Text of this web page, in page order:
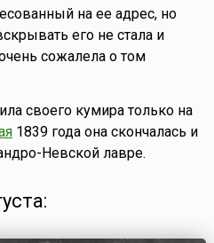
на ее адрес, но
его не стала и
сожалела о том
своего кумира только на
1839 года она скончалась и
Невской лавре.